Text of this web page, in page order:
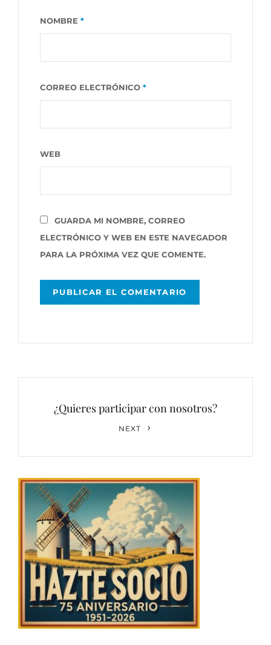
NOMBRE *
CORREO ELECTRÓNICO *
WEB
GUARDA MI NOMBRE, CORREO
ELECTRÓNICO Y WEB EN ESTE NAVEGADOR
PARA LA PRÓXIMA VEZ QUE COMENTE.
¿Quieres participar con nosotros?
NEXT